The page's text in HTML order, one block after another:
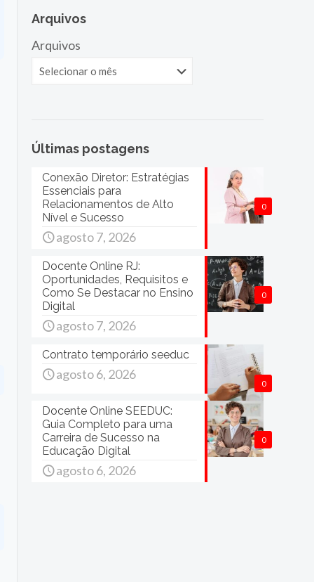
Arquivos
Arquivos
Últimas postagens
0
Conexão Diretor: Estratégias
Essenciais para
Relacionamentos de Alto
Nível e Sucesso
agosto 7, 2026
0
Docente Online RJ:
Oportunidades, Requisitos e
Como Se Destacar no Ensino
Digital
agosto 7, 2026
0
Contrato temporário seeduc
agosto 6, 2026
0
Docente Online SEEDUC:
Guia Completo para uma
Carreira de Sucesso na
Educação Digital
agosto 6, 2026